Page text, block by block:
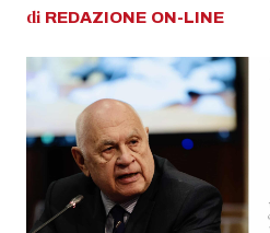
di REDAZIONE ON-LINE